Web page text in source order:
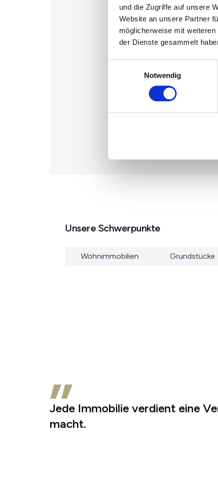
und die Zugriffe auf unsere
Website an unsere Partner
möglicherweise mit
der Dienste gesammelt
Notwendig
Unsere Schwerpunkte
Wohnimmobilien Grundstücke
„
Jede Immobilie verdient eine
macht.